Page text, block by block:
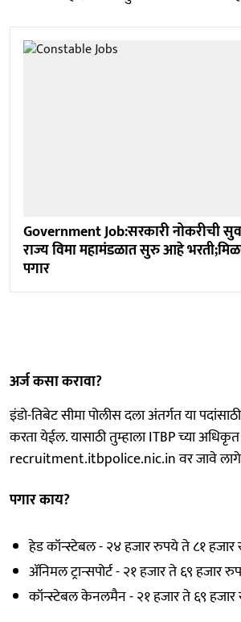
Government Job:सरकारी नोकरीची
राज्य विमा महामंडळात सुरु आहे
पगार
अर्ज कसा करावा?
इंडो-तिबेट सीमा पोलीस दला अंतर्गत या
करता येईल. यासाठी तुम्हाला ITBP च्या
recruitment.itbpolice.nic.in वर जावे
पगार काय?
हेड कॉन्स्टेबल - २४ हजार रुपये ते ८१ हजार
ॲनिमल ट्रान्सपोर्ट - २१ हजार ते ६९ हजार
कॉन्स्टेबल केनलमैन - २१ हजार ते ६९ हजार